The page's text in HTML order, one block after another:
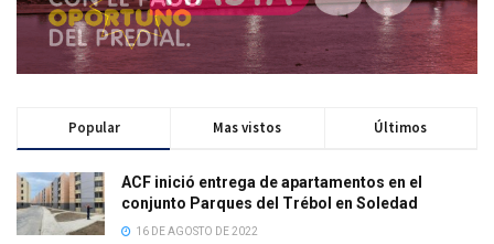
Popular Mas vistos Últimos
ACF inició entrega de apartamentos en el
conjunto Parques del Trébol en Soledad
16 DE AGOSTO DE 2022